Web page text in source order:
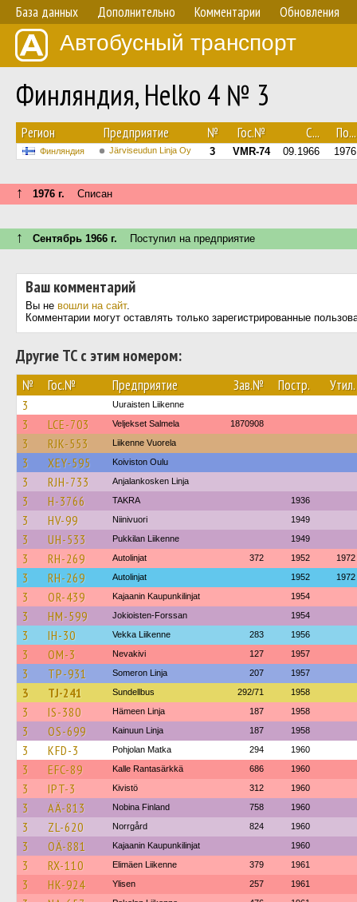
База данных Дополнительно Комментарии Обновления
Автобусный транспорт
Финляндия, Helko 4 № 3
Регион Предприятие № Гос.№ С... По...
Финляндия Järviseudun Linja Oy 3 VMR-74 09.1966 1976
↑ 1976 г. Списан
↑ Сентябрь 1966 г. Поступил на предприятие
Ваш комментарий
Вы не вошли на сайт.
Комментарии могут оставлять только зарегистрированные
Другие ТС с этим номером:
№ Гос.№ Предприятие Зав.№ Постр. Утил.
3 Uuraisten Liikenne
3 LCE-703 Veljekset Salmela 1870908
3 RJK-553 Liikenne Vuorela
3 XEY-595 Koiviston Oulu
3 RJH-733 Anjalankosken Linja
3 H-3766 TAKRA 1936
3 HV-99 Niinivuori 1949
3 UH-533 Pukkilan Liikenne 1949
3 RH-269 Autolinjat 372 1952 1972
3 RH-269 Autolinjat 1952 1972
3 OR-439 Kajaanin Kaupunkilinjat 1954
3 HM-599 Jokioisten-Forssan 1954
3 IH-30 Vekka Liikenne 283 1956
3 OM-3 Nevakivi 127 1957
3 TP-931 Someron Linja 207 1957
3 TJ-241 Sundellbus 292/71 1958
3 IS-380 Hämeen Linja 187 1958
3 OS-699 Kainuun Linja 187 1958
3 KFD-3 Pohjolan Matka 294 1960
3 EFC-89 Kalle Rantasärkkä 686 1960
3 IPT-3 Kivistö 312 1960
3 AÄ-813 Nobina Finland 758 1960
3 ZL-620 Norrgård 824 1960
3 OÄ-881 Kajaanin Kaupunkilinjat 1960
3 RX-110 Elimäen Liikenne 379 1961
3 HK-924 Ylisen 257 1961